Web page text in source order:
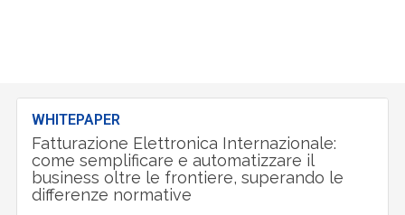
WHITEPAPER
Fatturazione Elettronica Internazionale:
come semplificare e automatizzare il
business oltre le frontiere, superando le
differenze normative